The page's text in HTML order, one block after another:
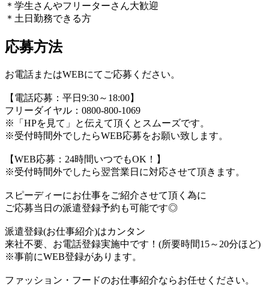
＊学生さんやフリーターさん大歓迎
＊土日勤務できる方
応募方法
お電話またはWEBにてご応募ください。
【電話応募：平日9:30～18:00】
フリーダイヤル：0800-800-1069
※「HPを見て」と伝えて頂くとスムーズです。
※受付時間外でしたらWEB応募をお願い致します。
【WEB応募：24時間いつでもOK！】
※受付時間外でしたら翌営業日に対応させて頂きます。
スピーディーにお仕事をご紹介させて頂く為に
ご応募当日の派遣登録予約も可能です◎
派遣登録(お仕事紹介)はカンタン
来社不要、お電話登録実施中です！(所要時間15～20分ほど)
※事前にWEB登録があります。
ファッション・フードのお仕事紹介ならお任せください。